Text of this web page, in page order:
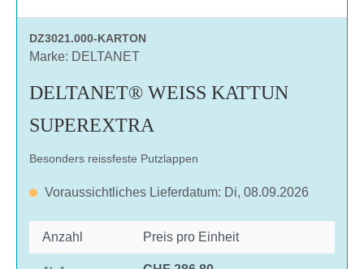
DZ3021.000-KARTON
Marke: DELTANET
DELTANET® WEISS KATTUN
SUPEREXTRA
Besonders reissfeste Putzlappen
Voraussichtliches Lieferdatum: Di, 08.09.2026
Anzahl Preis pro Einheit